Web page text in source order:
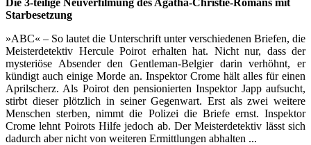
Starbesetzung
»ABC« – So lautet die Unterschrift unter verschiedenen Briefen, die
Meisterdetektiv Hercule Poirot erhalten hat. Nicht nur, dass der
mysteriöse Absender den Gentleman-Belgier darin verhöhnt, er
kündigt auch einige Morde an. Inspektor Crome hält alles für einen
Aprilscherz. Als Poirot den pensionierten Inspektor Japp aufsucht,
stirbt dieser plötzlich in seiner Gegenwart. Erst als zwei weitere
Menschen sterben, nimmt die Polizei die Briefe ernst. Inspektor
Crome lehnt Poirots Hilfe jedoch ab. Der Meisterdetektiv lässt sich
dadurch aber nicht von weiteren Ermittlungen abhalten ...